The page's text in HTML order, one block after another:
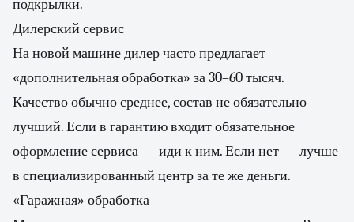
подкрылки.
Дилерский сервис
На новой машине дилер часто предлагает
«дополнительная обработка» за 30–60 тысяч.
Качество обычно среднее, состав не обязательно
лучший. Если в гарантию входит обязательное
оформление сервиса — иди к ним. Если нет — лучше
в специализированный центр за те же деньги.
«Гаражная» обработка